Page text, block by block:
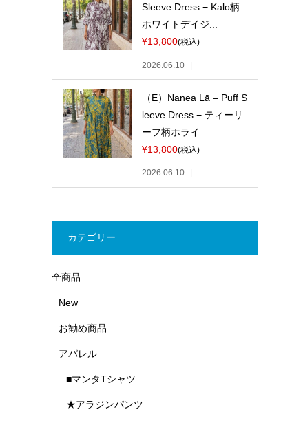
Sleeve Dress − Kalo柄
ホワイトデイジ...
¥13,800(税込)
2026.06.10
（E）Nanea Lā – Puff S
leeve Dress − ティーリ
ーフ柄ホライ...
¥13,800(税込)
2026.06.10
カテゴリー
全商品
New
お勧め商品
アパレル
■マンタTシャツ
★アラジンパンツ